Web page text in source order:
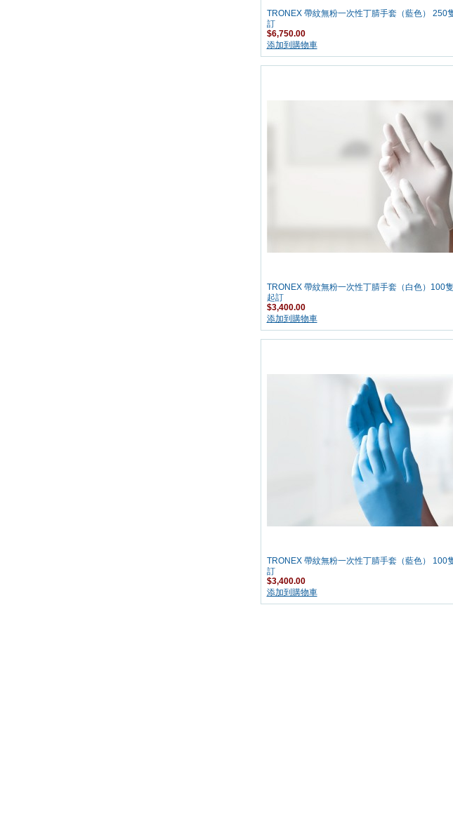
TRONEX 帶紋無粉一次性丁腈手套（藍色） 250
訂
$6,750.00
添加到購物車
TRONEX 帶紋無粉一次性丁腈手套（白色）100
起訂
$3,400.00
添加到購物車
TRONEX 帶紋無粉一次性丁腈手套（藍色） 100
訂
$3,400.00
添加到購物車